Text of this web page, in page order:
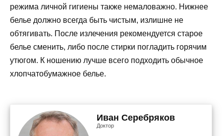
режима личной гигиены также немаловажно. Нижнее
белье должно всегда быть чистым, излишне не
обтягивать. После излечения рекомендуется старое
белье сменить, либо после стирки погладить горячим
утюгом. К ношению лучше всего подходить обычное
хлопчатобумажное белье.
Иван Серебряков
Доктор